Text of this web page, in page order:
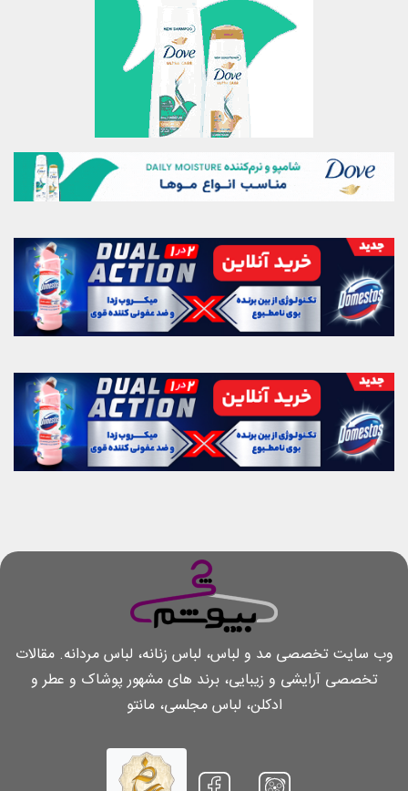
وب سایت تخصصی مد و لباس، لباس زنانه، لباس مردانه. مقالات
تخصصی آرایشی و زیبایی، برند های مشهور پوشاک و عطر و
ادکلن، لباس مجلسی، مانتو